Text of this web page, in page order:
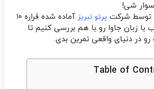
شی!
توسط شرکت پرتو تبریز
آماده شده قراره ۱۰
با زبان جاوا رو با هم بررسی کنیم تا
در دنیای واقعی تمرین بدی.
Table of